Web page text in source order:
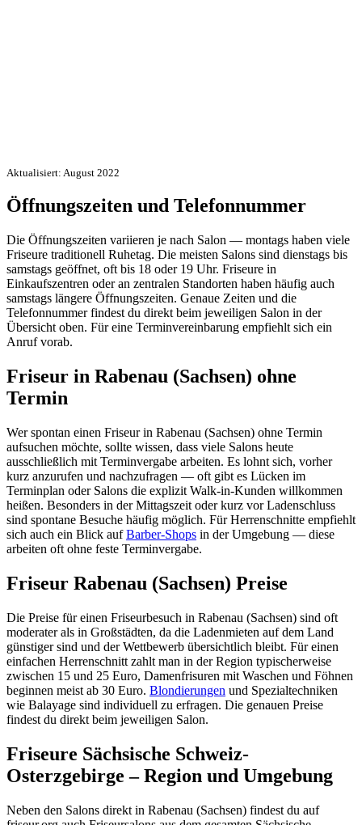
Aktualisiert: August 2022
Öffnungszeiten und Telefonnummer
Die Öffnungszeiten variieren je nach Salon — montags haben viele
Friseure traditionell Ruhetag. Die meisten Salons sind dienstags bis
samstags geöffnet, oft bis 18 oder 19 Uhr. Friseure in
Einkaufszentren oder an zentralen Standorten haben häufig auch
samstags längere Öffnungszeiten. Genaue Zeiten und die
Telefonnummer findest du direkt beim jeweiligen Salon in der
Übersicht oben. Für eine Terminvereinbarung empfiehlt sich ein
Anruf vorab.
Friseur in Rabenau (Sachsen) ohne
Termin
Wer spontan einen Friseur in Rabenau (Sachsen) ohne Termin
aufsuchen möchte, sollte wissen, dass viele Salons heute
ausschließlich mit Terminvergabe arbeiten. Es lohnt sich, vorher
kurz anzurufen und nachzufragen — oft gibt es Lücken im
Terminplan oder Salons die explizit Walk-in-Kunden willkommen
heißen. Besonders in der Mittagszeit oder kurz vor Ladenschluss
sind spontane Besuche häufig möglich. Für Herrenschnitte empfiehlt
sich auch ein Blick aufBarber-Shops in der Umgebung — diese
arbeiten oft ohne feste Terminvergabe.
Friseur Rabenau (Sachsen) Preise
Die Preise für einen Friseurbesuch in Rabenau (Sachsen) sind oft
moderater als in Großstädten, da die Ladenmieten auf dem Land
günstiger sind und der Wettbewerb übersichtlich bleibt. Für einen
einfachen Herrenschnitt zahlt man in der Region typischerweise
zwischen 15 und 25 Euro, Damenfrisuren mit Waschen und Föhnen
beginnen meist ab 30 Euro. Blondierungen und Spezialtechniken
wie Balayage sind individuell zu erfragen. Die genauen Preise
findest du direkt beim jeweiligen Salon.
Friseure Sächsische Schweiz-
Osterzgebirge – Region und Umgebung
Neben den Salons direkt in Rabenau (Sachsen) findest du auf